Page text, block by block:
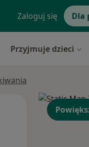
Zaloguj się Dla
Przyjmuje dzieci
Wt,